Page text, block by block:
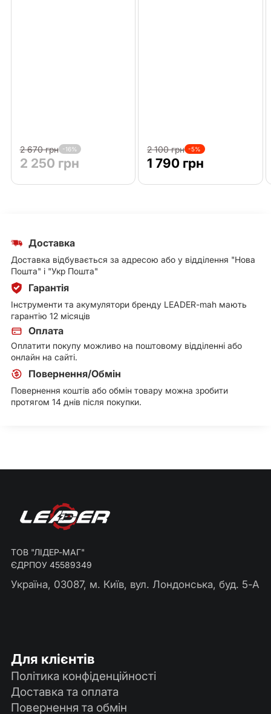
2 670 грн -16%
2 250 грн
2 100 грн -5%
1 790 грн
Доставка
Доставка відбувається за адресою або у відділення "Нова
Пошта" і "Укр Пошта"
Гарантія
Інструменти та акумулятори бренду LEADER-mah мають
гарантію 12 місяців
Оплата
Оплатити покупу можливо на поштовому відділенні або
онлайн на сайті.
Повернення/Обмін
Повернення коштів або обмін товару можна зробити
протягом 14 днів після покупки.
ТОВ "ЛІДЕР-МАГ"
ЄДРПОУ 45589349
Україна, 03087, м. Київ, вул. Лондонська, буд. 5-А
Для клієнтів
Політика конфіденційності
Доставка та оплата
Повернення та обмін